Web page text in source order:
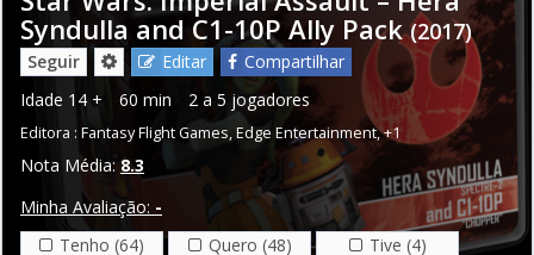
Syndulla and C1-10P Ally Pack (2017)
Seguir Editar
Compartilhar
Idade 14 + 60 min 2 a 5 jogadores
Editora : Fantasy Flight Games,Edge Entertainment,+1
Nota Média: 8.3
Minha Avaliação: -
Tenho (64)
Quero (48)
Tive (4)